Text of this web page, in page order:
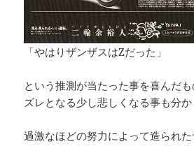
「やはりザンザスはZだった」
という推測が当たった事を喜んだ
ズレとなる少し悲しくなる事も分か
過激なほどの努力によって造られた